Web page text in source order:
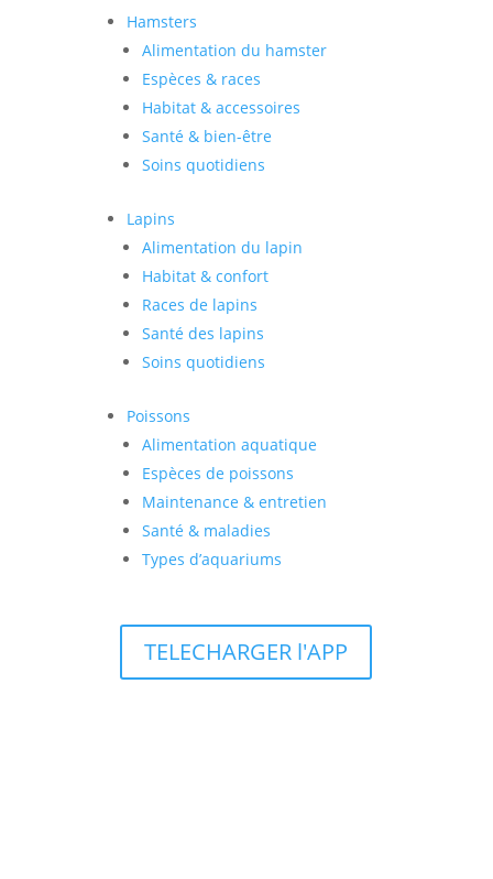
Hamsters
Alimentation du hamster
Espèces & races
Habitat & accessoires
Santé & bien-être
Soins quotidiens
Lapins
Alimentation du lapin
Habitat & confort
Races de lapins
Santé des lapins
Soins quotidiens
Poissons
Alimentation aquatique
Espèces de poissons
Maintenance & entretien
Santé & maladies
Types d’aquariums
TELECHARGER l'APP